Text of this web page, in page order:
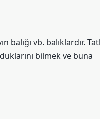
balığı vb. balıklardır.
bilmek ve buna